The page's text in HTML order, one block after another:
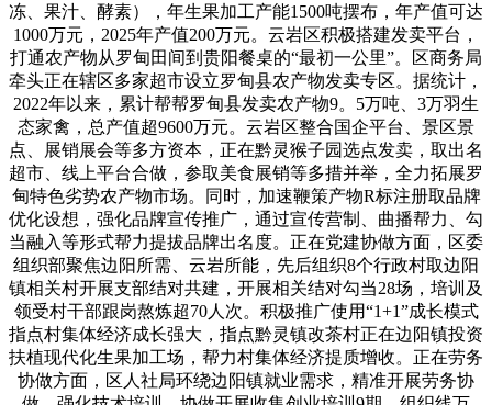
冻、果汁、酵素），年生果加工产能1500吨摆布，年产值可达
1000万元，2025年产值200万元。云岩区积极搭建发卖平台，
打通农产物从罗甸田间到贵阳餐桌的“最初一公里”。区商务局
牵头正在辖区多家超市设立罗甸县农产物发卖专区。据统计，
2022年以来，累计帮帮罗甸县发卖农产物9。5万吨、3万羽生
态家禽，总产值超9600万元。云岩区整合国企平台、景区景
点、展销展会等多方资本，正在黔灵猴子园选点发卖，取出名
超市、线上平台合做，参取美食展销等多措并举，全力拓展罗
甸特色劣势农产物市场。同时，加速鞭策产物R标注册取品牌
优化设想，强化品牌宣传推广，通过宣传营制、曲播帮力、勾
当融入等形式帮力提拔品牌出名度。正在党建协做方面，区委
组织部聚焦边阳所需、云岩所能，先后组织8个行政村取边阳
镇相关村开展支部结对共建，开展相关结对勾当28场，培训及
领受村干部跟岗熬炼超70人次。积极推广使用“1+1”成长模式
指点村集体经济成长强大，指点黔灵镇改茶村正在边阳镇投资
扶植现代化生果加工场，帮力村集体经济提质增收。正在劳务
协做方面，区人社局环绕边阳镇就业需求，精准开展劳务协